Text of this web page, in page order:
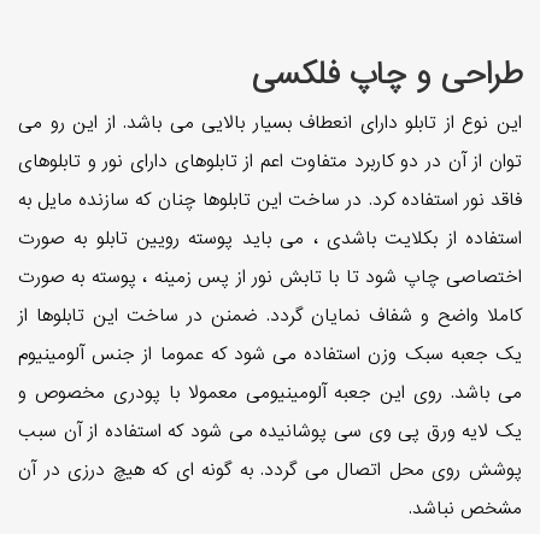
طراحی و چاپ فلکسی
این نوع از تابلو دارای انعطاف بسیار بالایی می باشد. از این رو می
توان از آن در دو کاربرد متفاوت اعم از تابلوهای دارای نور و تابلوهای
فاقد نور استفاده کرد. در ساخت این تابلوها چنان که سازنده مایل به
استفاده از بکلایت باشدی ، می باید پوسته رویین تابلو به صورت
اختصاصی چاپ شود تا با تابش نور از پس زمینه ، پوسته به صورت
کاملا واضح و شفاف نمایان گردد. ضمنن در ساخت این تابلوها از
یک جعبه سبک وزن استفاده می شود که عموما از جنس آلومینیوم
می باشد. روی این جعبه آلومینیومی معمولا با پودری مخصوص و
یک لایه ورق پی وی سی پوشانیده می شود که استفاده از آن سبب
پوشش روی محل اتصال می گردد. به گونه ای که هیچ درزی در آن
مشخص نباشد.